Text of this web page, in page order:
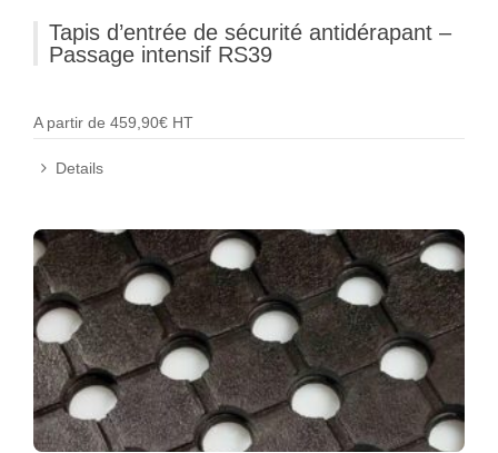
Tapis d’entrée de sécurité antidérapant –
Passage intensif RS39
A partir de 459,90€ HT
Details